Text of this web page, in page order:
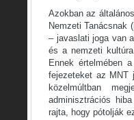
Azokban az
Nemzeti Tanácsnak
– javaslati joga van
és a nemzeti
Ennek értelmében
fejezeteket az MNT
közelmúltban
adminisztrációs
rajta, hogy pótolják